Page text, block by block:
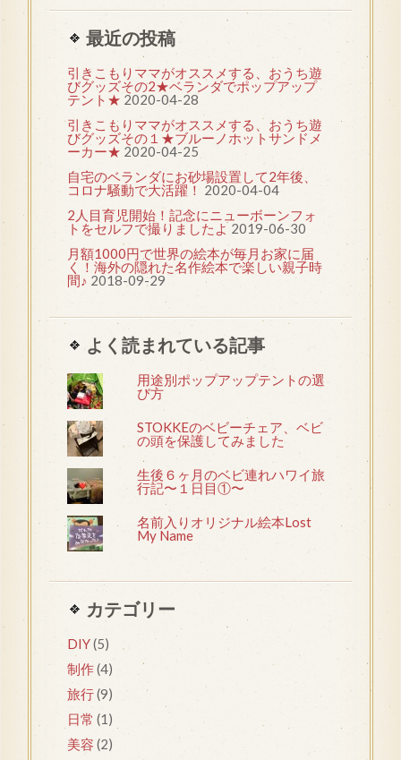
最近の投稿
引きこもりママがオススメする、おうち遊
びグッズその2★ベランダでポップアップ
テント★ 2020-04-28
引きこもりママがオススメする、おうち遊
びグッズその１★ブルーノホットサンドメ
ーカー★ 2020-04-25
自宅のベランダにお砂場設置して2年後、
コロナ騒動で大活躍！ 2020-04-04
2人目育児開始！記念にニューボーンフォ
トをセルフで撮りましたよ 2019-06-30
月額1000円で世界の絵本が毎月お家に届
く！海外の隠れた名作絵本で楽しい親子時
間♪ 2018-09-29
よく読まれている記事
用途別ポップアップテントの選
び方
STOKKEのベビーチェア、ベビ
の頭を保護してみました
生後６ヶ月のベビ連れハワイ旅
行記〜１日目①〜
名前入りオリジナル絵本Lost
My Name
カテゴリー
DIY(5)
制作(4)
旅行(9)
日常 (1)
美容 (2)